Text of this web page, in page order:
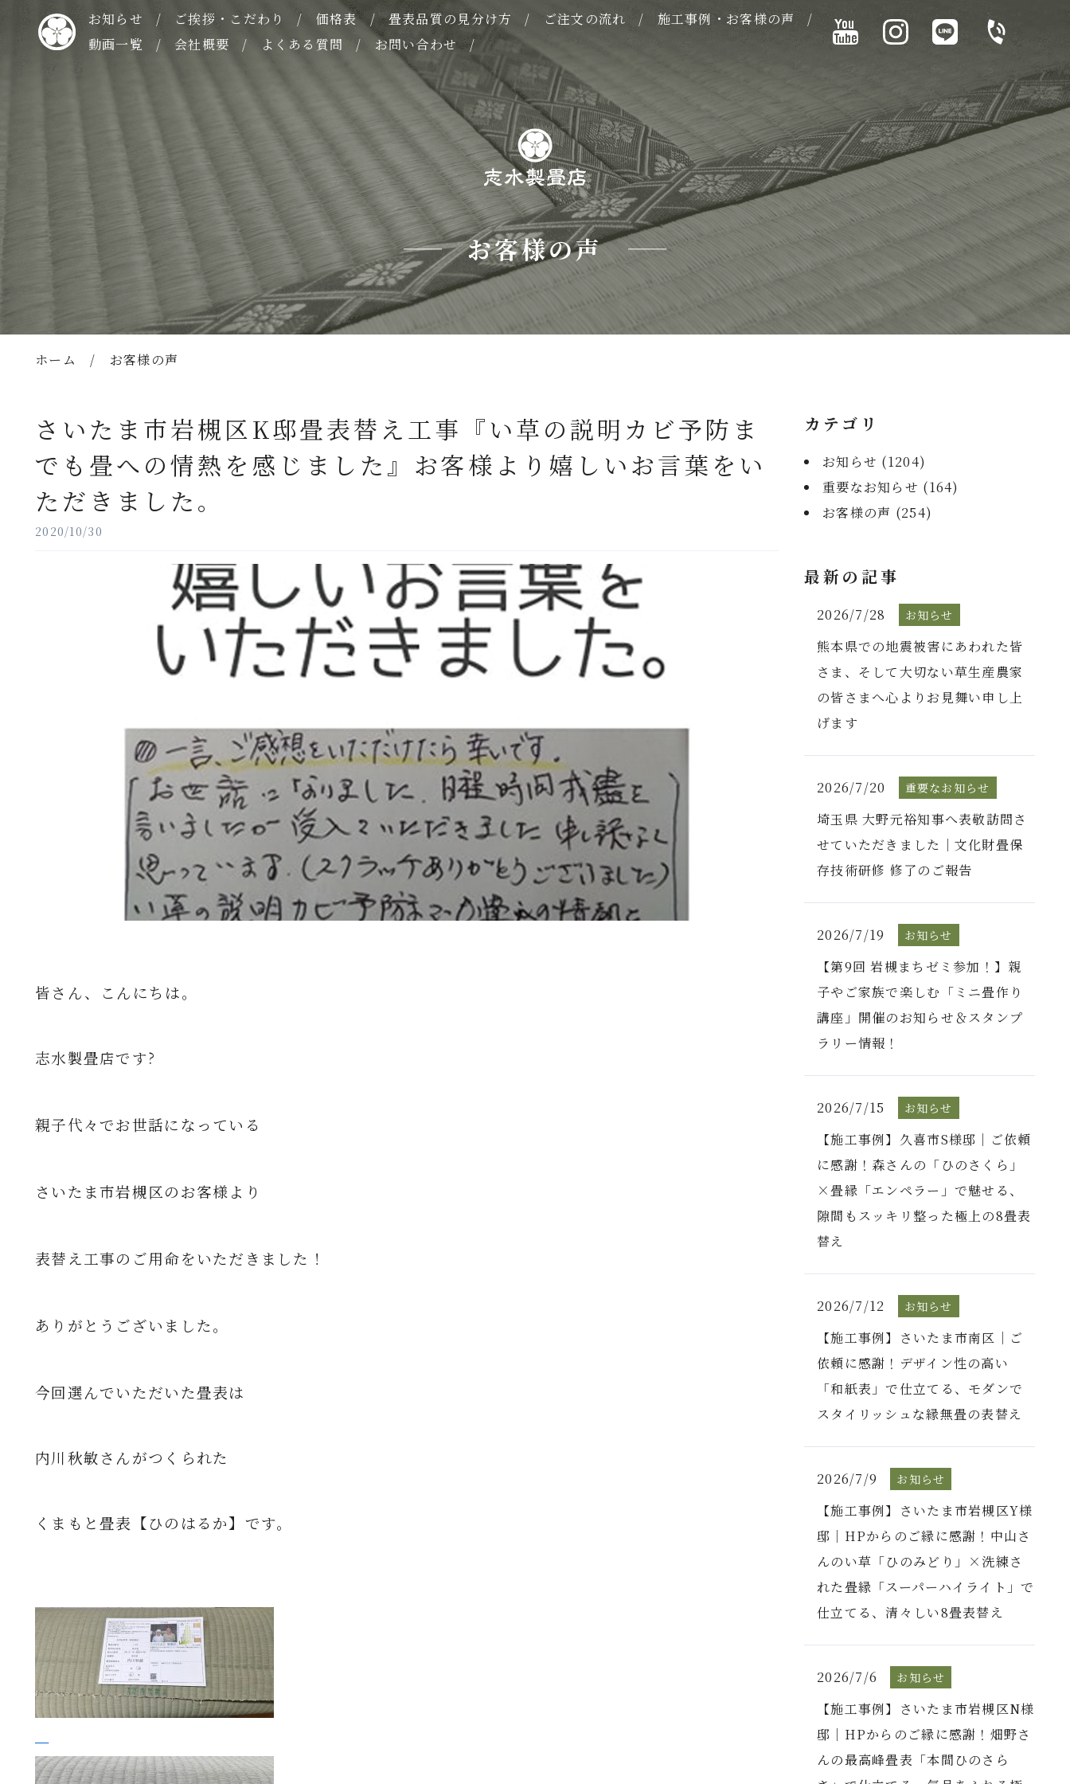
お知らせ ご挨拶・こだわり 価格表 畳表品質の見分け方 ご注文の流れ
施工事例・お客様の声
動画一覧
会社概要 よくある質問 お問い合わせ
お客様の声
ホーム / お客様の声
さいたま市岩槻区K邸畳表替え工事『い草の説明カビ予防ま
でも畳への情熱を感じました』お客様より嬉しいお言葉をい
ただきました。
2020/10/30
皆さん、こんにちは。
志水製畳店です?
親子代々でお世話になっている
さいたま市岩槻区のお客様より
表替え工事のご用命をいただきました！
ありがとうございました。
今回選んでいただいた畳表は
内川秋敏さんがつくられた
くまもと畳表【ひのはるか】です。
カテゴリ
お知らせ (1204)
重要なお知らせ (164)
お客様の声 (254)
最新の記事
2026/7/28 お知らせ
熊本県での地震被害にあわれた皆
さま、そして大切ない草生産農家
の皆さまへ心よりお見舞い申し上
げます
2026/7/20 重要なお知らせ
埼玉県 大野元裕知事へ表敬訪問さ
せていただきました｜文化財畳保
存技術研修 修了のご報告
2026/7/19 お知らせ
【第9回 岩槻まちゼミ参加！】親
子やご家族で楽しむ「ミニ畳作り
講座」開催のお知らせ＆スタンプ
ラリー情報！
2026/7/15 お知らせ
【施工事例】久喜市S様邸｜ご依頼
に感謝！森さんの「ひのさくら」
×畳縁「エンペラー」で魅せる、
隙間もスッキリ整った極上の8畳表
替え
2026/7/12 お知らせ
【施工事例】さいたま市南区｜ご
依頼に感謝！デザイン性の高い
「和紙表」で仕立てる、モダンで
スタイリッシュな縁無畳の表替え
2026/7/9 お知らせ
【施工事例】さいたま市岩槻区Y様
邸｜HPからのご縁に感謝！中山さ
んのい草「ひのみどり」×洗練さ
れた畳縁「スーパーハイライト」で
仕立てる、清々しい8畳表替え
2026/7/6 お知らせ
【施工事例】さいたま市岩槻区N様
邸｜HPからのご縁に感謝！畑野さ
んの最高峰畳表「本間ひのさら